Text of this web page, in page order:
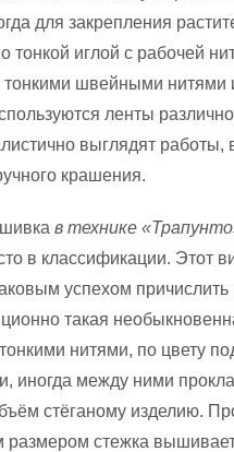
для закрепления
тонкой иглой с рабочей
швейными
ленты
выглядят
крашения.
в технике
в классификации. Этот
успехом
такая
нитями, по цвету
иногда между ними
стёганому изделию.
стежка